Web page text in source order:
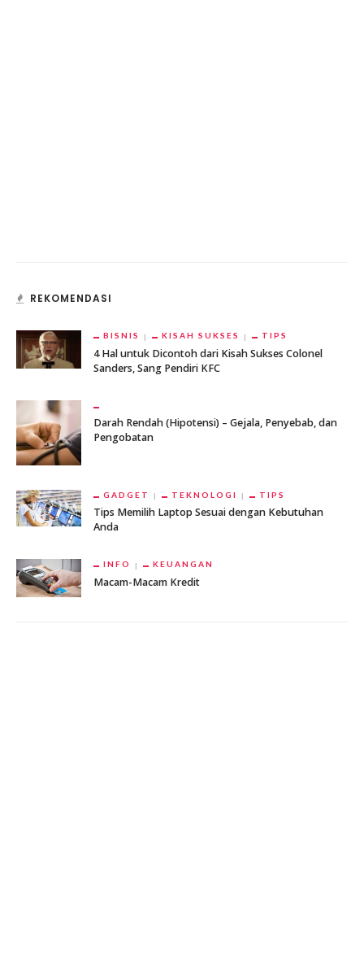
REKOMENDASI
BISNIS KISAH SUKSES TIPS
4 Hal untuk Dicontoh dari Kisah Sukses Colonel
Sanders, Sang Pendiri KFC
Darah Rendah (Hipotensi) – Gejala, Penyebab, dan
Pengobatan
GADGET TEKNOLOGI TIPS
Tips Memilih Laptop Sesuai dengan Kebutuhan
Anda
INFO KEUANGAN
Macam-Macam Kredit